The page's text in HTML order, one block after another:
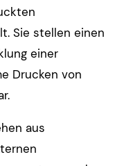
Sie stellen einen
einer
Drucken von
aus